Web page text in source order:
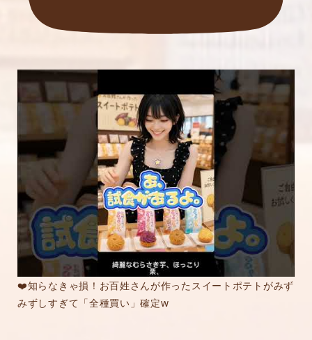
❤️知らなきゃ損！お百姓さんが作ったスイートポテトがみず
みずしすぎて「全種買い」確定w